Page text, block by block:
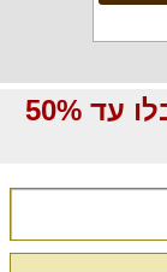
הירשמו לעדכונים במייל וקבלו עד 50%